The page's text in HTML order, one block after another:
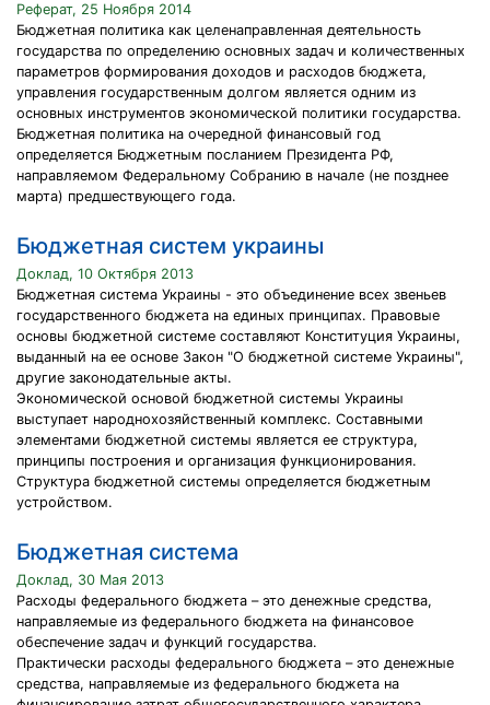
Реферат, 25 Ноября 2014
Бюджетная политика как целенаправленная деятельность
государства по определению основных задач и количественных
параметров формирования доходов и расходов бюджета,
управления государственным долгом является одним из
основных инструментов экономической политики государства.
Бюджетная политика на очередной финансовый год
определяется Бюджетным посланием Президента РФ,
направляемом Федеральному Собранию в начале (не позднее
марта) предшествующего года.
Бюджетная систем украины
Доклад, 10 Октября 2013
Бюджетная система Украины - это объединение всех звеньев
государственного бюджета на единых принципах. Правовые
основы бюджетной системе составляют Конституция Украины,
выданный на ее основе Закон "О бюджетной системе Украины",
другие законодательные акты.
Экономической основой бюджетной системы Украины
выступает народнохозяйственный комплекс. Составными
элементами бюджетной системы является ее структура,
принципы построения и организация функционирования.
Структура бюджетной системы определяется бюджетным
устройством.
Бюджетная система
Доклад, 30 Мая 2013
Расходы федерального бюджета – это денежные средства,
направляемые из федерального бюджета на финансовое
обеспечение задач и функций государства.
Практически расходы федерального бюджета – это денежные
средства, направляемые из федерального бюджета на